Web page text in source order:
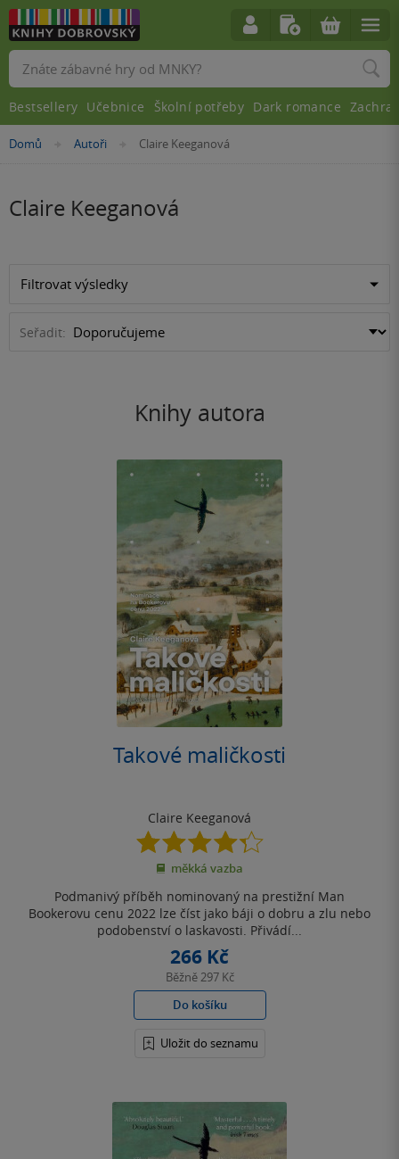
Nacházíte
Domů »Autoři »
Claire Keeganová
Claire Keeganová
Filtrovat výsledky
Seřadit:
Knihy autora
Takové maličkosti
Claire Keeganová
4.3
z
5
měkká vazba
Podmanivý příběh nominovaný na prestižní Man
Bookerovu cenu 2022 lze číst jako báji o dobru a zlu nebo
podobenství o laskavosti. Přivádí...
266 Kč
Běžně297 Kč
Do košíku
Uložit do seznamu
Vyhledávání
Bestsellery Učebnice Školní potřeby Dark romance